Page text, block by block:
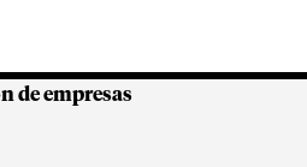
Colombianas
de empresas